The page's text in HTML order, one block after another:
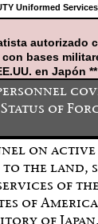
Uniformed
autorizado
bases
en Japón **
Status of
on
the land,
of
of
of